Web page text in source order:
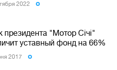
2022
президента "Мотор Січі"
уставный фонд на 66%
2017